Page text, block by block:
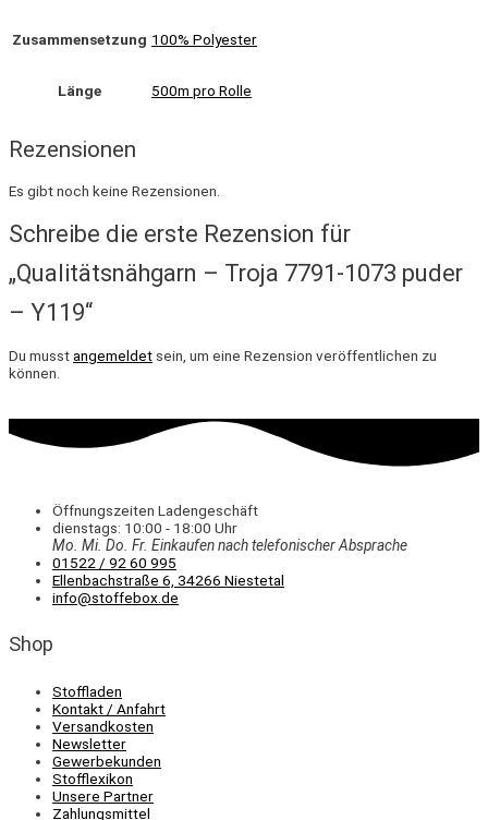
Zusammensetzung 100% Polyester
Länge 500m pro Rolle
Rezensionen
Es gibt noch keine Rezensionen.
Schreibe die erste Rezension für
„Qualitätsnähgarn – Troja 7791-1073 puder
– Y119“
Du musstangemeldet sein, um eine Rezension veröffentlichen zu
können.
Öffnungszeiten Ladengeschäft
dienstags: 10:00 - 18:00 Uhr
Mo. Mi. Do. Fr. Einkaufennach telefonischer Absprache
01522 / 92 60 995
Ellenbachstraße 6, 34266 Niestetal
info@stoffebox.de
Shop
Stoffladen
Kontakt / Anfahrt
Versandkosten
Newsletter
Gewerbekunden
Stofflexikon
Unsere Partner
Zahlungsmittel